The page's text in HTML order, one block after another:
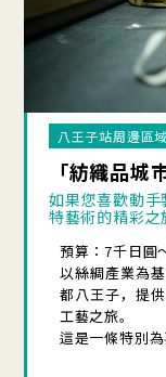
八王子站周邊區域
「紡織品城
如果您喜歡動
特藝術的精彩之
預算：7千日圓
以絲綢產業為
都八王子，提
工藝之旅。
這是一條特別